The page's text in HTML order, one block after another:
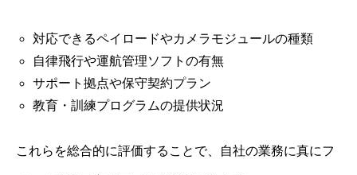
対応できるペイロードやカメラモジュールの種類
自律飛行や運航管理ソフトの有無
サポート拠点や保守契約プラン
教育・訓練プログラムの提供状況
これらを総合的に評価することで、自社の業務に真にフ